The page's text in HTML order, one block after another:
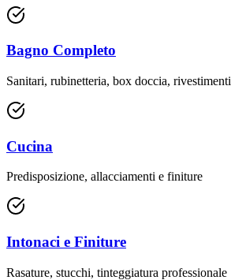
Bagno Completo
Sanitari, rubinetteria, box doccia, rivestimenti
Cucina
Predisposizione, allacciamenti e finiture
Intonaci e Finiture
Rasature, stucchi, tinteggiatura professionale